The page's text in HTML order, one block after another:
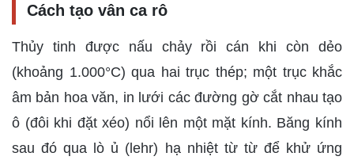
Cách tạo vân ca rô
Thủy tinh được nấu chảy rồi cán khi còn dẻo
(khoảng 1.000°C) qua hai trục thép; một trục khắc
âm bản hoa văn, in lưới các đường gờ cắt nhau tạo
ô (đôi khi đặt xéo) nổi lên một mặt kính. Băng kính
sau đó qua lò ủ (lehr) hạ nhiệt từ từ để khử ứng